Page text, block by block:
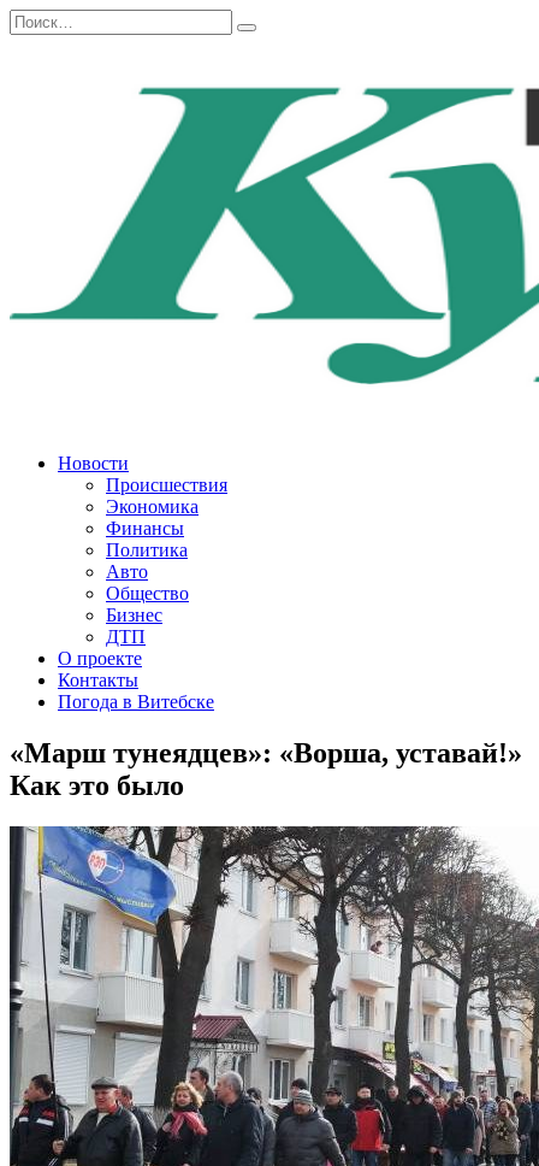
Перейти
к
Search
for:
Новости
Происшествия
Экономика
Финансы
Политика
Авто
Общество
Бизнес
ДТП
О проекте
Контакты
Погода в Витебске
«Марш тунеядцев»: «Ворша, уставай!»
Как это было